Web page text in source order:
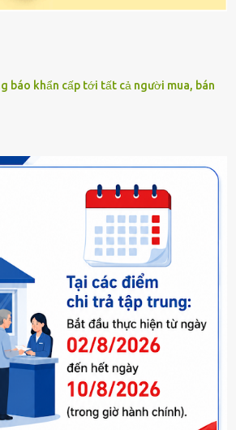
báo khẩn cấp tới tất cả người mua, bán